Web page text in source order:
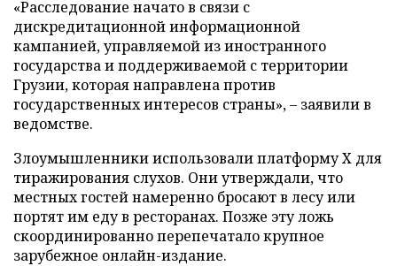
«Расследование начато в связи с
дискредитационной информационной
кампанией, управляемой из иностранного
государства и поддерживаемой с территории
Грузии, которая направлена против
государственных интересов страны», – заявили в
ведомстве.
Злоумышленники использовали платформу X для
тиражирования слухов. Они утверждали, что
местных гостей намеренно бросают в лесу или
портят им еду в ресторанах. Позже эту ложь
скоординированно перепечатало крупное
зарубежное онлайн-издание.